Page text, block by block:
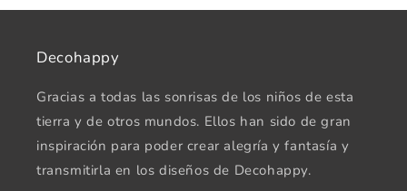
Decohappy
Gracias a todas las sonrisas de los niños de esta
tierra y de otros mundos. Ellos han sido de gran
inspiración para poder crear alegría y fantasía y
transmitirla en los diseños de Decohappy.